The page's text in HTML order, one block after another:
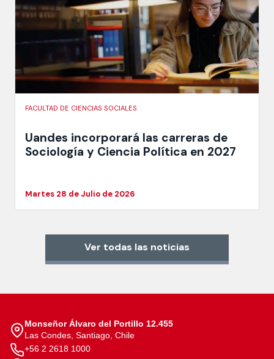
FACULTAD DE CIENCIAS SOCIALES
Uandes incorporará las carreras de
Sociología y Ciencia Política en 2027
Martes 28 de Julio de 2026
Ver todas las noticias
Monseñor Álvaro del Portillo 12.455
Las Condes, Santiago, Chile
+56 2 2618 1000